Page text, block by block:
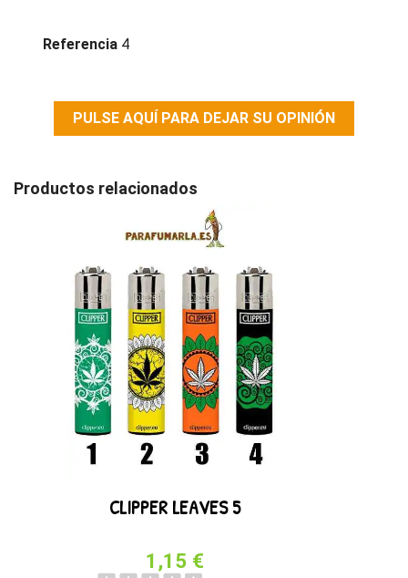
Referencia 4
PULSE AQUÍ PARA DEJAR SU OPINIÓN
Productos relacionados
CLIPPER LEAVES 5
1,15 €